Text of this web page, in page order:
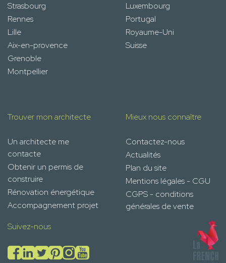
Strasbourg
Rennes
Lille
Aix-en-provence
Grenoble
Montpellier
Luxembourg
Portugal
Royaume-Uni
Suisse
Trouver mon architecte
Un architecte me
contacte
Obtenir un permis de
construire
Rénovation énergétique
Accompagnement projet
Mieux nous connaître
Contactez-nous
Actualités
Plan du site
Mentions légales - CGU
CGPS - conditions
générales de vente
Suivez-nous